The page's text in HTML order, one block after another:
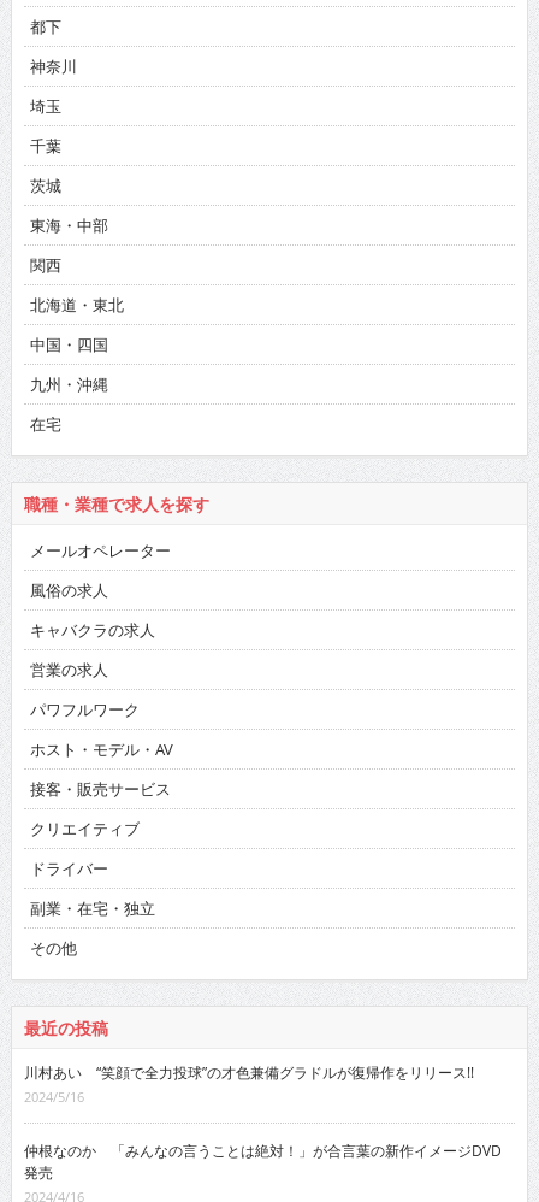
都下
神奈川
埼玉
千葉
茨城
東海・中部
関西
北海道・東北
中国・四国
九州・沖縄
在宅
職種・業種で求人を探す
メールオペレーター
風俗の求人
キャバクラの求人
営業の求人
パワフルワーク
ホスト・モデル・AV
接客・販売サービス
クリエイティブ
ドライバー
副業・在宅・独立
その他
最近の投稿
川村あい “笑顔で全力投球”の才色兼備グラドルが復帰作をリリース!!
2024/5/16
仲根なのか 「みんなの言うことは絶対！」が合言葉の新作イメージDVD
発売
2024/4/16